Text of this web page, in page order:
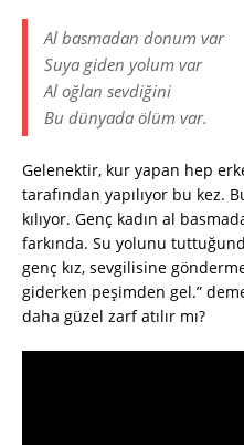
Al basmadan donum var
Suya giden yolum var
Al oğlan sevdiğini
Bu dünyada ölüm var.
Gelenektir, kur yapan hep
tarafından yapılıyor bu kez.
kılıyor. Genç kadın al
farkında. Su yolunu
genç kız, sevgilisine
giderken peşimden gel.”
daha güzel zarf atılır mı?